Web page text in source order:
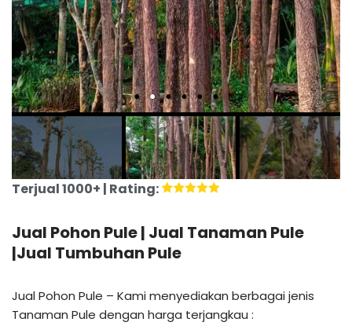
Terjual 1000+ | Rating:
Jual Pohon Pule | Jual Tanaman Pule
|Jual Tumbuhan Pule
Jual Pohon Pule – Kami menyediakan berbagai jenis
Tanaman Pule dengan harga terjangkau :